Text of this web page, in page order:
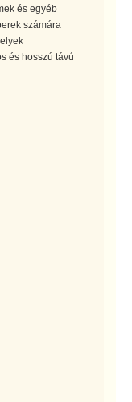
és egyéb
számára
és hosszú távú